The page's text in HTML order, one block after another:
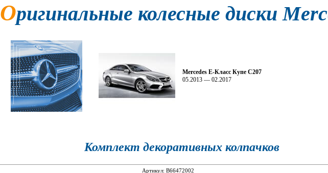
Оригинальные колесные диски
Mercedes E-Класс Купе C207
05.2013 — 02.2017
Комплект декоративных колпачков
Артикул: B66472002